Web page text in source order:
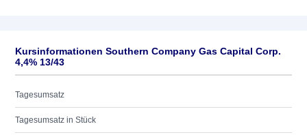
Kursinformationen Southern Company Gas Capital Corp.
4,4% 13/43
Tagesumsatz
Tagesumsatz in Stück